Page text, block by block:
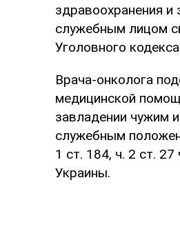
здравоохранения
служебным лицом
Уголовного
Врача-онколога
медицинской
завладении чужим
служебным
1 ст. 184, ч. 2 ст.
Украины.